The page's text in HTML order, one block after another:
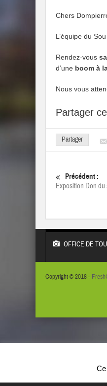
Chers
L’équipe du
Rendez-vous
d’une boom à
Nous vous
Partager
Partager
Précédent :
Exposition Don du
OFFICE DE
Copyright © 2018 -